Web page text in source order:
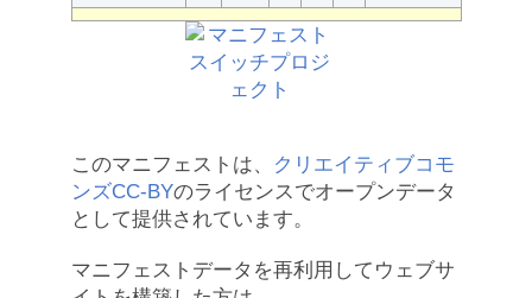
このマニフェストは、
クリエイティブコモ
ンズCC-BYのライセンスでオープンデータ
として提供されています。
マニフェストデータを再利用してウェブサ